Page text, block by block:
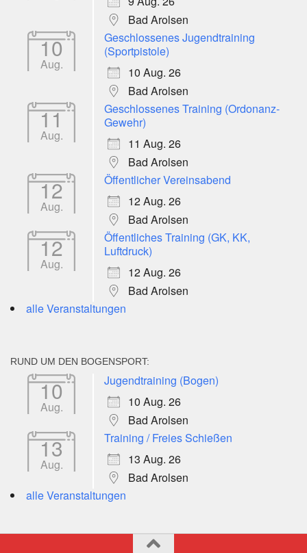
Bad Arolsen
10
Aug.
Geschlossenes Jugendtraining
(Sportpistole)
10 Aug. 26
Bad Arolsen
11
Aug.
Geschlossenes Training (Ordonanz-
Gewehr)
11 Aug. 26
Bad Arolsen
12
Aug.
Öffentlicher Vereinsabend
12 Aug. 26
Bad Arolsen
12
Aug.
Öffentliches Training (GK, KK,
Luftdruck)
12 Aug. 26
Bad Arolsen
alle Veranstaltungen
RUND UM DEN BOGENSPORT:
10
Aug.
Jugendtraining (Bogen)
10 Aug. 26
Bad Arolsen
13
Aug.
Training / Freies Schießen
13 Aug. 26
Bad Arolsen
alle Veranstaltungen